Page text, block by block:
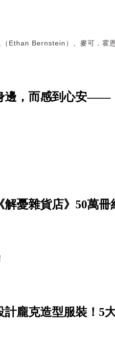
（Ethan Bernstein）、麥可．霍
邊，而感到心安——
解憂雜貨店》50萬
計龐克造型服裝！5